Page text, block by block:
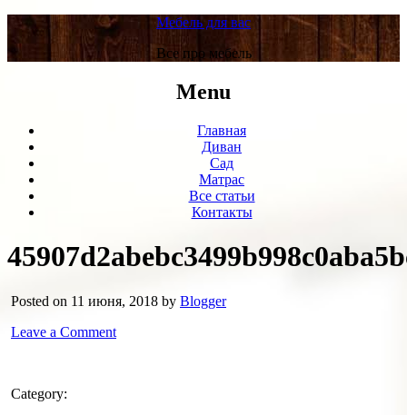
Мебель для вас
Все про мебель
Menu
Главная
Диван
Сад
Матрас
Все статьи
Контакты
Posted on 11 июня, 2018 by Blogger
Leave a Comment
Category: